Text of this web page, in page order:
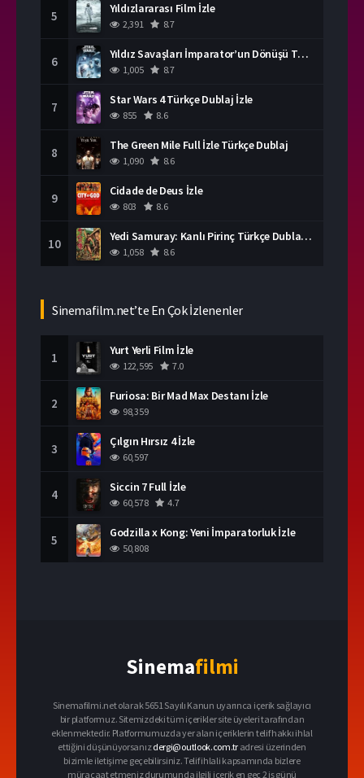
5 Yıldızlararası Film İzle
2,391 8.7
6 Yıldız Savaşları İmparator’un Dönüşü Türkçe Dublaj İzle
1,005 8.7
7 Star Wars 4 Türkçe Dublaj İzle
855 8.6
8 The Green Mile Full İzle Türkçe Dublaj
1,090 8.6
9 Cidade de Deus İzle
803 8.6
10 Yedi Samuray: Kanlı Pirinç Türkçe Dublaj İzle
1,058 8.6
Sinemafilm.net’te En Çok İzlenenler
1 Yurt Yerli Film İzle
122,595 7.0
2 Furiosa: Bir Mad Max Destanı İzle
98,359
3 Çılgın Hırsız 4 İzle
60,597
4 Siccin 7 Full İzle
60,578 4.7
5 Godzilla x Kong: Yeni İmparatorluk İzle
50,808
Sinemafilmi
Sinemafilmi.net olarak 5651 Sayılı Kanun uyarınca içerik sağlayıcı
bir platformuz. Sitemizdeki tüm içerikler site üyeleri tarafından
eklenmektedir. Platformumuzda yer alan içeriklerin telif hakkı ihlal
ettiğini düşünüyorsanızdergi@outlook.com.tr adresi üzerinden
bizimle iletişime geçebilirsiniz. Telif ihlali kapsamında bizlere
müracaat etmeniz durumunda ilgili içerik en geç 2 iş günü